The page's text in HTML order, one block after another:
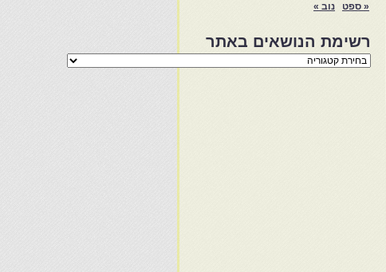
« ספט
נוב »
רשימת הנושאים באתר
רשימת
הנושאים